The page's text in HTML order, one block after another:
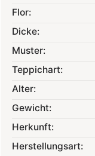
Flor:
Dicke:
Muster:
Teppichart:
Alter:
Gewicht:
Herkunft:
Herstellungsart: